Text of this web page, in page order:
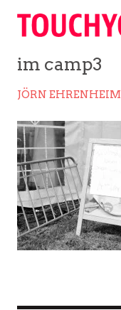
im camp3
JÖRN EHRENHEIM